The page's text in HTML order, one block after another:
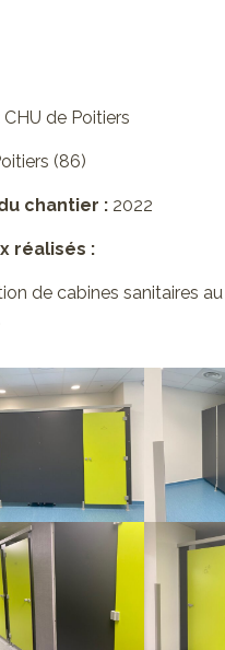
CHU de Poitiers
(86)
chantier : 2022
réalisés :
de cabines sanitaires